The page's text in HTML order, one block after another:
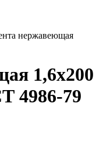
нержавеющая
1,6х200
4986-79